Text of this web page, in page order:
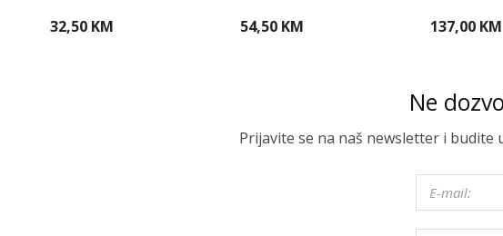
32,50 KM 54,50 KM 137,00 KM
Ne
Prijavite se na naš newsletter i